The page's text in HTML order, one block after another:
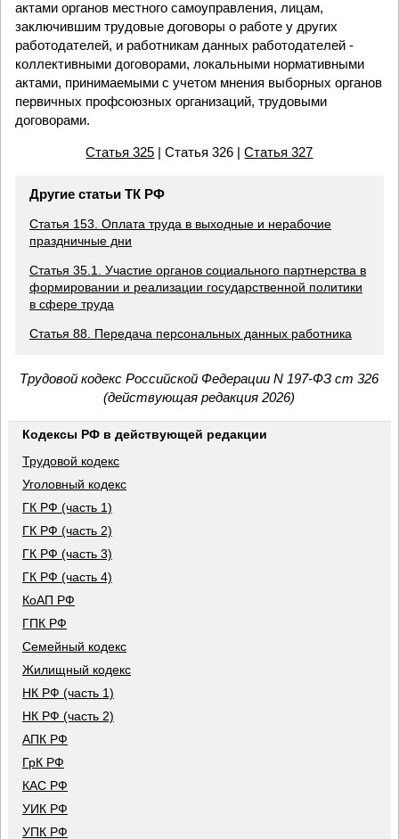
актами органов местного самоуправления, лицам,
заключившим трудовые договоры о работе у других
работодателей, и работникам данных работодателей -
коллективными договорами, локальными нормативными
актами, принимаемыми с учетом мнения выборных органов
первичных профсоюзных организаций, трудовыми
договорами.
Статья 325 | Статья 326 |Статья 327
Другие статьи ТК РФ
Статья 153. Оплата труда в выходные и нерабочие
праздничные дни
Статья 35.1. Участие органов социального партнерства в
формировании и реализации государственной политики
в сфере труда
Статья 88. Передача персональных данных работника
Трудовой кодекс Российской Федерации N 197-ФЗ ст 326
(действующая редакция 2026)
Кодексы РФ в действующей редакции
Трудовой кодекс
Уголовный кодекс
ГК РФ (часть 1)
ГК РФ (часть 2)
ГК РФ (часть 3)
ГК РФ (часть 4)
КоАП РФ
ГПК РФ
Семейный кодекс
Жилищный кодекс
НК РФ (часть 1)
НК РФ (часть 2)
АПК РФ
ГрК РФ
КАС РФ
УИК РФ
УПК РФ